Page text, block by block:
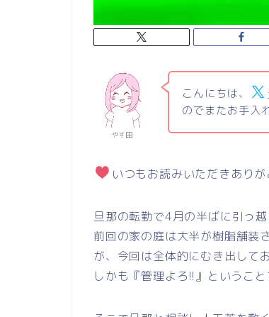
やす田
こんにちは、
のでまたお手入
いつもお読みいただきありが
旦那の転勤で4月の半ばに引っ
前回の家の庭は大半が樹脂舗装
が、今回は全体的にむき出して
しかも『管理よろ!!』というこ